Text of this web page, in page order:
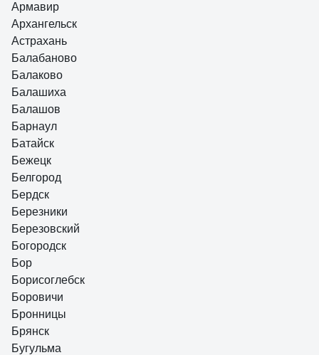
Армавир
Архангельск
Астрахань
Балабаново
Балаково
Балашиха
Балашов
Барнаул
Батайск
Бежецк
Белгород
Бердск
Березники
Березовский
Богородск
Бор
Борисоглебск
Боровичи
Бронницы
Брянск
Бугульма